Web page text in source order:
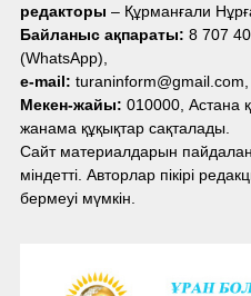
редакторы – Құрманғали
Байланыс ақпараты: 8 707
(WhatsApp),
e-mail:
Мекен-жайы: 010000, Астана
жанама құқықтар сақталады.
Сайт материалдарын
міндетті. Авторлар пікірі
бермеуі мүмкін.